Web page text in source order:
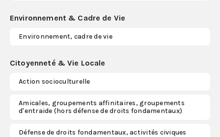
Environnement & Cadre de Vie
Environnement, cadre de vie
Citoyenneté & Vie Locale
Action socioculturelle
Amicales, groupements affinitaires, groupements
d'entraide (hors défense de droits fondamentaux)
Défense de droits fondamentaux, activités civiques